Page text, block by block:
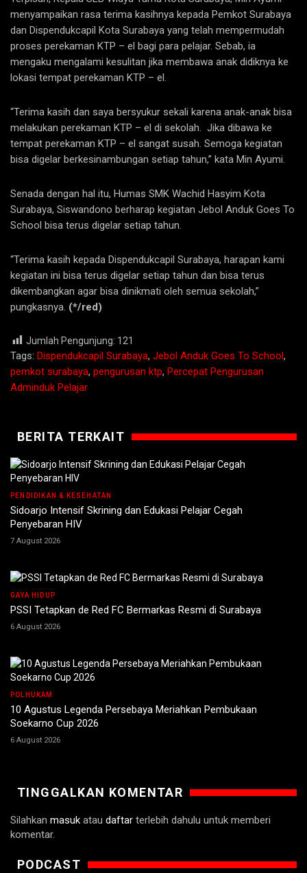
menyampaikan rasa terima kasihnya kepada Pemkot Surabaya
dan Dispendukcapil Kota Surabaya yang telah mempermudah
proses perekaman KTP – el bagi para pelajar. Sebab, ia
mengaku mengalami kesulitan jika membawa anak didiknya ke
lokasi tempat perekaman KTP – el.
“Terima kasih dan saya bersyukur sekali karena anak-anak bisa
melakukan perekaman KTP – el di sekolah. Jika dibawa ke
tempat perekaman KTP – el sangat susah. Semoga kegiatan
bisa digelar berkesinambungan setiap tahun,” kata Min Ayumi.
Senada dengan hal itu, Humas SMK Wachid Hasyim Kota
Surabaya, Siswandono berharap kegiatan Jebol Anduk Goes To
School bisa terus digelar setiap tahun.
“Terima kasih kepada Dispendukcapil Surabaya, harapan kami
kegiatan ini bisa terus digelar setiap tahun dan bisa terus
dikembangkan agar bisa dinikmati oleh semua sekolah,”
pungkasnya. (*/red)
Jumlah Pengunjung: 121
Tags: Dispendukcapil Surabaya, Jebol Anduk Goes To School ,
pemkot surabaya, pengurusan ktp, Percepat Pengurusan
Adminduk Pelajar
BERITA TERKAIT
PENDIDIKAN & KESEHATAN
Sidoarjo Intensif Skrining dan Edukasi Pelajar Cegah
Penyebaran HIV
7 August 2026
GAYA HIDUP
PSSI Tetapkan de Red FC Bermarkas Resmi di Surabaya
6 August 2026
POLHUKAM
10 Agustus Legenda Persebaya Meriahkan Pembukaan
Soekarno Cup 2026
6 August 2026
TINGGALKAN KOMENTAR
Silahkan masuk atau daftar terlebih dahulu untuk memberi
komentar.
PODCAST